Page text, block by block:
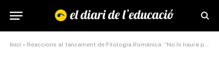
Inici » Reaccions al tancament de Filologia Romànica: “No hi haurà possibilitat de fabricar més ‘Martins de Riquer'”